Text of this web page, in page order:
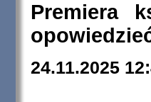
Premiera
24.11.2025